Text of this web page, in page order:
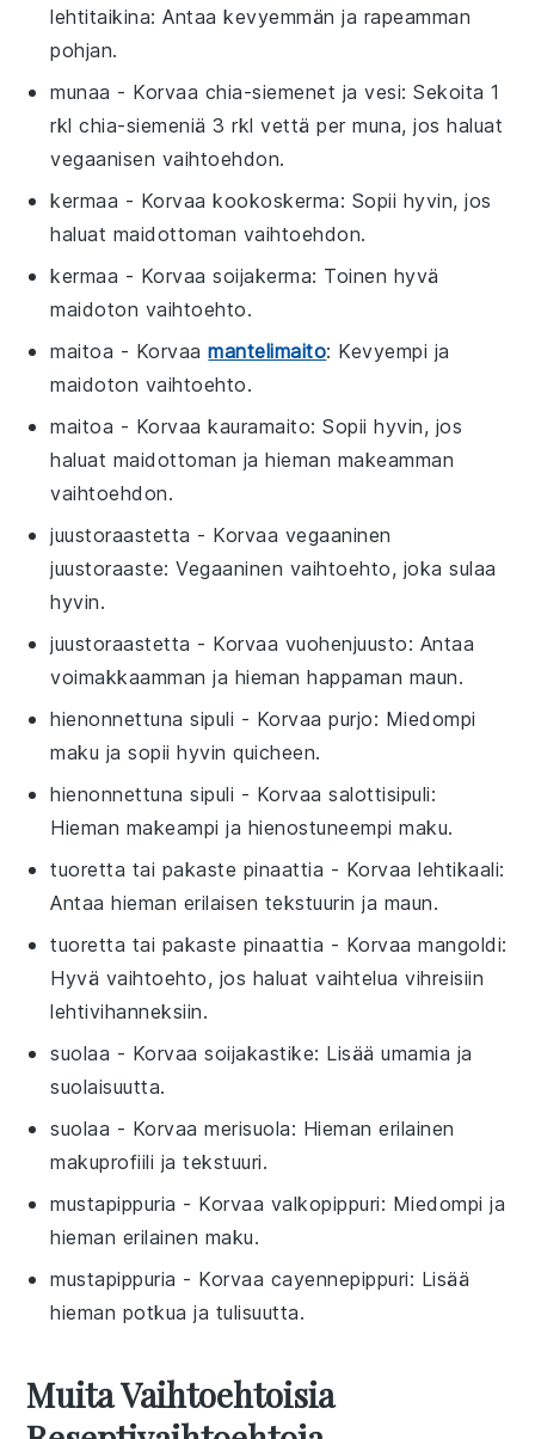
lehtitaikina: Antaa kevyemmän ja rapeamman
pohjan.
munaa - Korvaa chia-siemenet ja vesi: Sekoita 1
rkl chia-siemeniä 3 rkl vettä per muna, jos haluat
vegaanisen vaihtoehdon.
kermaa - Korvaakookoskerma: Sopii hyvin, jos
haluat maidottoman vaihtoehdon.
kermaa - Korvaasoijakerma: Toinen hyvä
maidoton vaihtoehto.
maitoa - Korvaamantelimaito: Kevyempi ja
maidoton vaihtoehto.
maitoa - Korvaakauramaito: Sopii hyvin, jos
haluat maidottoman ja hieman makeamman
vaihtoehdon.
juustoraastetta - Korvaa vegaaninen
juustoraaste: Vegaaninen vaihtoehto, joka sulaa
hyvin.
juustoraastetta - Korvaa vuohenjuusto: Antaa
voimakkaamman ja hieman happaman maun.
hienonnettuna sipuli - Korvaapurjo: Miedompi
maku ja sopii hyvin quicheen.
hienonnettuna sipuli - Korvaasalottisipuli:
Hieman makeampi ja hienostuneempi maku.
tuoretta tai pakaste pinaattia - Korvaalehtikaali:
Antaa hieman erilaisen tekstuurin ja maun.
tuoretta tai pakaste pinaattia - Korvaamangoldi:
Hyvä vaihtoehto, jos haluat vaihtelua vihreisiin
lehtivihanneksiin.
suolaa - Korvaasoijakastike: Lisää umamia ja
suolaisuutta.
suolaa - Korvaamerisuola: Hieman erilainen
makuprofiili ja tekstuuri.
mustapippuria - Korvaa valkopippuri: Miedompi ja
hieman erilainen maku.
mustapippuria - Korvaa cayennepippuri: Lisää
hieman potkua ja tulisuutta.
Muita Vaihtoehtoisia